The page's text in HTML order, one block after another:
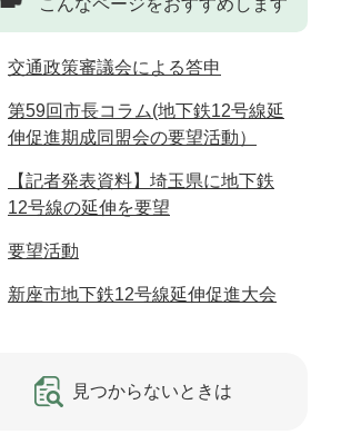
こんなページをおすすめします
交通政策審議会による答申
第59回市長コラム(地下鉄12号線延
伸促進期成同盟会の要望活動）
【記者発表資料】埼玉県に地下鉄
12号線の延伸を要望
要望活動
新座市地下鉄12号線延伸促進大会
見つからないときは